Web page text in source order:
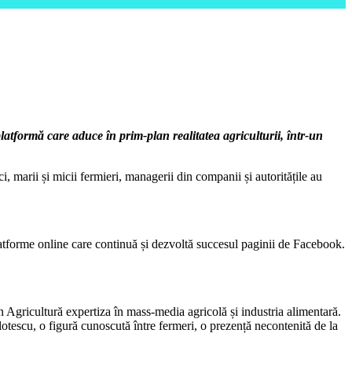
care aduce în prim-plan realitatea agriculturii, într-un
marii și micii fermieri, managerii din companii și autoritățile au
online care continuă și dezvoltă succesul paginii de Facebook.
expertiza în mass-media agricolă și industria alimentară.
o figură cunoscută între fermeri, o prezență necontenită de la